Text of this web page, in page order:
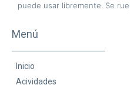
puede usar libremente. Se
Menú
Inicio
Acividades